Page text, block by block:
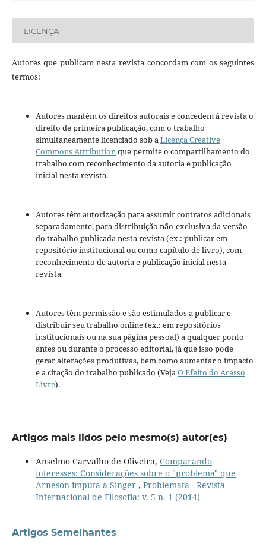
LICENÇA
Autores que publicam nesta revista concordam com os seguintes
termos:
Autores mantém os direitos autorais e concedem à revista o
direito de primeira publicação, com o trabalho
simultaneamente licenciado sob aLicença Creative
Commons Attributionque permite o compartilhamento do
trabalho com reconhecimento da autoria e publicação
inicial nesta revista.
Autores têm autorização para assumir contratos adicionais
separadamente, para distribuição não-exclusiva da versão
do trabalho publicada nesta revista (ex.: publicar em
repositório institucional ou como capítulo de livro), com
reconhecimento de autoria e publicação inicial nesta
revista.
Autores têm permissão e são estimulados a publicar e
distribuir seu trabalho online (ex.: em repositórios
institucionais ou na sua página pessoal) a qualquer ponto
antes ou durante o processo editorial, já que isso pode
gerar alterações produtivas, bem como aumentar o impacto
e a citação do trabalho publicado (VejaO Efeito do Acesso
Livre).
Artigos mais lidos pelo mesmo(s) autor(es)
Anselmo Carvalho de Oliveira, Comparando
interesses: Considerações sobre o "problema" que
Arneson imputa a Singer , Problemata - Revista
Internacional de Filosofia: v. 5 n. 1 (2014)
Artigos Semelhantes